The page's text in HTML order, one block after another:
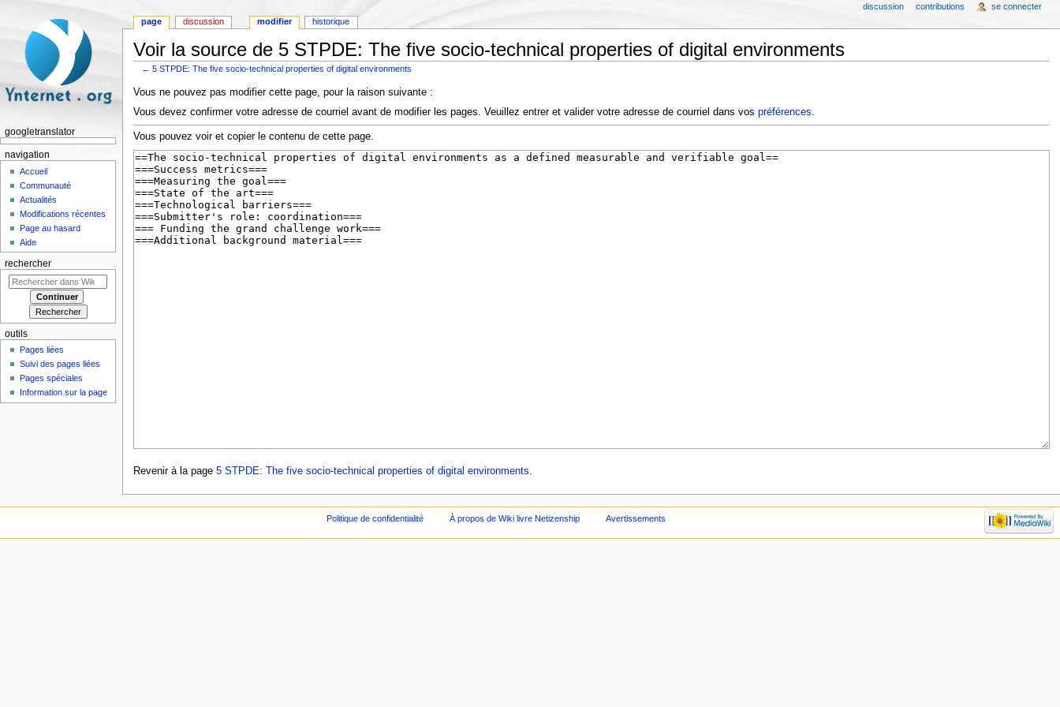
Voir la source de 5 STPDE: The five socio-technical properties of digital environments
←5 STPDE: The five socio-technical properties of digital environments
Vous ne pouvez pas modifier cette page, pour la raison suivante :
Vous devez confirmer votre adresse de courriel avant de modifier les pages. Veuillez entrer et valider votre adresse de courriel dans vos préférences.
Vous pouvez voir et copier le contenu de cette page.
Revenir à la page 5 STPDE: The five socio-technical properties of digital environments.
page discussion modifier historique
discussion contributions se connecter
googletranslator
navigation
Accueil
Communauté
Actualités
Modifications récentes
Page au hasard
Aide
rechercher
outils
Pages liées
Suivi des pages liées
Pages spéciales
Information sur la page
Politique de confidentialité À propos de Wiki livre Netizenship Avertissements